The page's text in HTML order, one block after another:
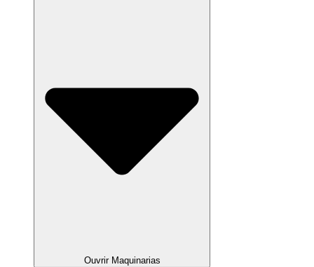
Ouvrir Maquinarias